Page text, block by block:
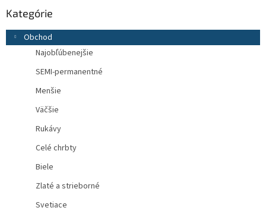
Kategórie
Obchod
Najobľúbenejšie
SEMI-permanentné
Menšie
Väčšie
Rukávy
Celé chrbty
Biele
Zlaté a strieborné
Svetiace